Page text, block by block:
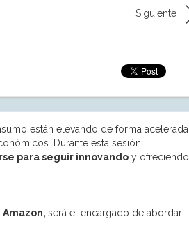
Siguiente
están elevando de forma acelerada
Durante esta sesión,
para seguir innovandoy ofreciendo
será el encargado de abordar